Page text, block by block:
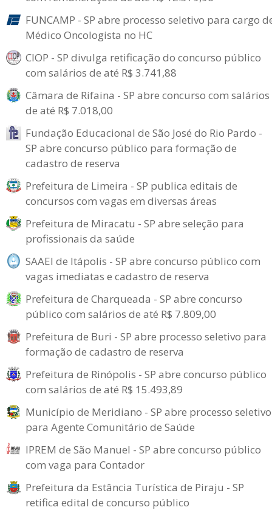
FUNCAMP - SP abre processo seletivo para cargo
Médico Oncologista no HC
CIOP - SP divulga retificação do concurso público
com salários de até R$ 3.741,88
Câmara de Rifaina - SP abre concurso com salários
de até R$ 7.018,00
Fundação Educacional de São José do Rio Pardo -
SP abre concurso público para formação de
cadastro de reserva
Prefeitura de Limeira - SP publica editais de
concursos com vagas em diversas áreas
Prefeitura de Miracatu - SP abre seleção para
profissionais da saúde
SAAEI de Itápolis - SP abre concurso público com
vagas imediatas e cadastro de reserva
Prefeitura de Charqueada - SP abre concurso
público com salários de até R$ 7.809,00
Prefeitura de Buri - SP abre processo seletivo para
formação de cadastro de reserva
Prefeitura de Rinópolis - SP abre concurso público
com salários de até R$ 15.493,89
Município de Meridiano - SP abre processo seletivo
para Agente Comunitário de Saúde
IPREM de São Manuel - SP abre concurso público
com vaga para Contador
Prefeitura da Estância Turística de Piraju - SP
retifica edital de concurso público